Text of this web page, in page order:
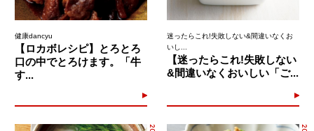
健康dancyu
【ロカボレシピ】とろとろ
口の中でとろけます。「牛
す...
迷ったらこれ!失敗しない&間違いなくお
いし...
【迷ったらこれ!失敗しない
&間違いなくおいしい「ご...